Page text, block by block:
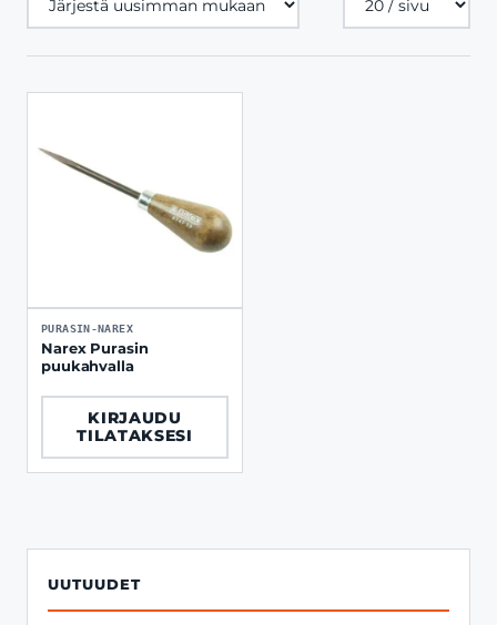
UUTUUDET
sivulla
PURASIN-NAREX
Narex Purasin
puukahvalla
KIRJAUDU
TILATAKSESI